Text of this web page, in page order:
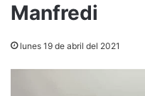
Manfredi
lunes 19 de abril del 2021